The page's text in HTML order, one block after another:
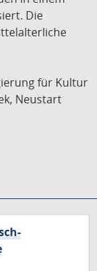
Die
für Kultur
Neustart